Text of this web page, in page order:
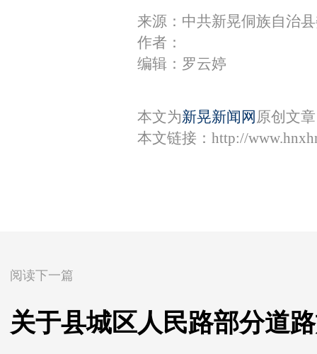
来源：中共新晃侗族自治
作者：
编辑：罗云婷
本文为新晃新闻网 原创文
本文链接： http://
阅读下一篇
关于县城区人民路部分道